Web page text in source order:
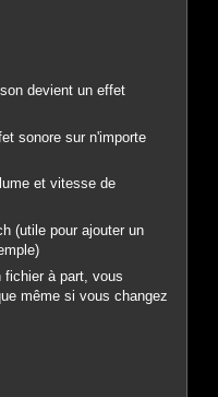
devient un effet
sonore sur n'importe
et vitesse de
(utile pour ajouter un
fichier à part, vous
même si vous changez